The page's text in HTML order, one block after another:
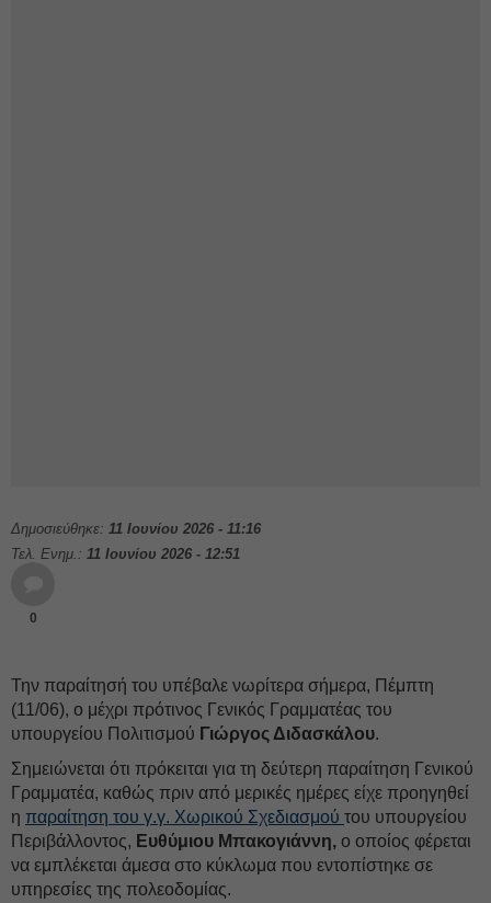
Δημοσιεύθηκε: 11 Ιουνίου 2026 - 11:16
Τελ. Ενημ.: 11 Ιουνίου 2026 - 12:51
0
Την παραίτησή του υπέβαλε νωρίτερα σήμερα, Πέμπτη
(11/06), ο μέχρι πρότινος Γενικός Γραμματέας του
υπουργείου Πολιτισμού Γιώργος Διδασκάλου.
Σημειώνεται ότι πρόκειται για τη δεύτερη παραίτηση Γενικού
Γραμματέα, καθώς πριν από μερικές ημέρες είχε προηγηθεί
η παραίτηση του γ.γ. Χωρικού Σχεδιασμού του υπουργείου
Περιβάλλοντος, Ευθύμιου Μπακογιάννη, ο οποίος φέρεται
να εμπλέκεται άμεσα στο κύκλωμα που εντοπίστηκε σε
υπηρεσίες της πολεοδομίας.